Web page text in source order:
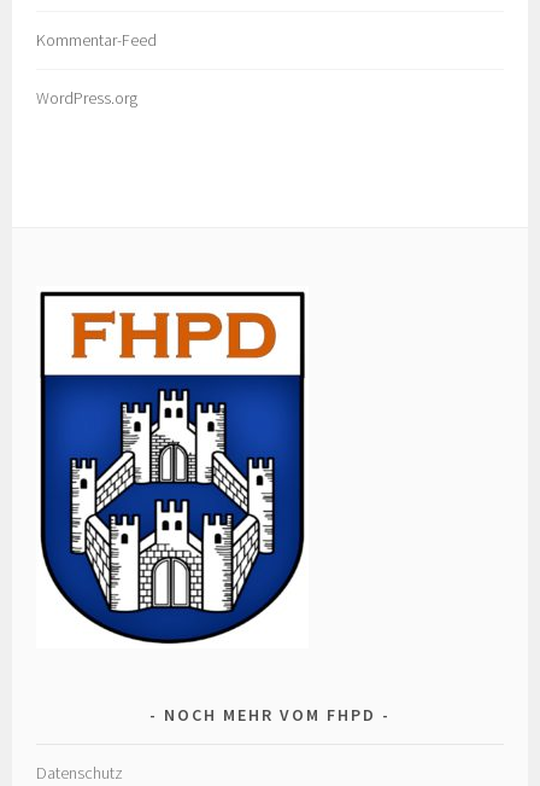
Kommentar-Feed
WordPress.org
NOCH MEHR VOM FHPD
Datenschutz